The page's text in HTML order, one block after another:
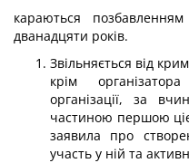
караються
дванадцяти років.
Звільняється від
крім
організації, за
части­ною першою
заявила про
участь у ній та